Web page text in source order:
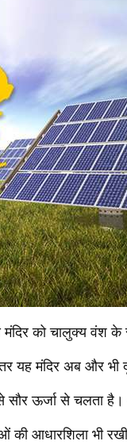
मंदिर को चालुक्य वंश
यह मंदिर अब और भी
ऊर्जा से चलता है।
की आधारशिला भी